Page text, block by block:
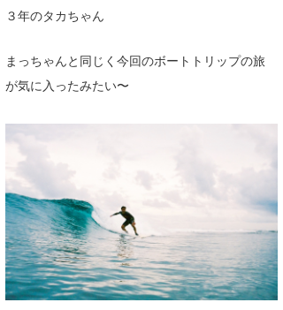
３年のタカちゃん
まっちゃんと同じく今回のボートトリップの旅
が気に入ったみたい〜